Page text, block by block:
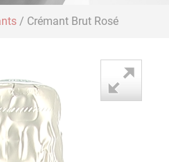
/ Crémant Brut Rosé